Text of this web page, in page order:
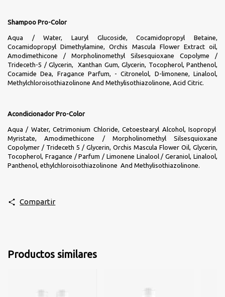
Shampoo Pro-Color
Aqua / Water, Lauryl Glucoside, Cocamidopropyl Betaine,
Cocamidopropyl Dimethylamine, Orchis Mascula Flower Extract oil,
Amodimethicone / Morpholinomethyl Silsesquioxane Copolyme /
Trideceth-5 / Glycerin, Xanthan Gum, Glycerin, Tocopherol, Panthenol,
Cocamide Dea, Fragance Parfum, - Citronelol, D-limonene, Linalool,
Methylchloroisothiazolinone And Methylisothiazolinone, Acid Citric.
Acondicionador Pro-Color
Aqua / Water, Cetrimonium Chloride, Cetoestearyl Alcohol, Isopropyl
Myristate, Amodimethicone / Morpholinomethyl Silsesquioxane
Copolymer / Trideceth 5 / Glycerin, Orchis Mascula Flower Oil, Glycerin,
Tocopherol, Fragance / Parfum / Limonene Linalool / Geraniol, Linalool,
Panthenol, ethylchloroisothiazolinone And Methylisothiazolinone.
Compartir
Productos similares